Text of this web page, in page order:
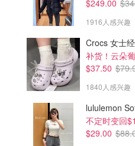
$49.95
la Vie en Rose Square Neck
蕾丝连体衣
la Vie en Rose
la
印
la
$249.00
1916人感兴趣
Crocs 女士
补货！云朵
$37.50
1840人感兴趣
不定时变回
$29.00